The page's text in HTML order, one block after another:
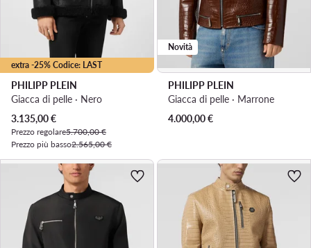
extra -25% Codice: LAST
PHILIPP PLEIN
Giacca di pelle · Nero
Prezzo attuale
3.135,00€
Prezzo regolare5.700,00 €
Prezzo più basso2.565,00 €
Novità
PHILIPP PLEIN
Giacca di pelle · Marrone
4.000,00€